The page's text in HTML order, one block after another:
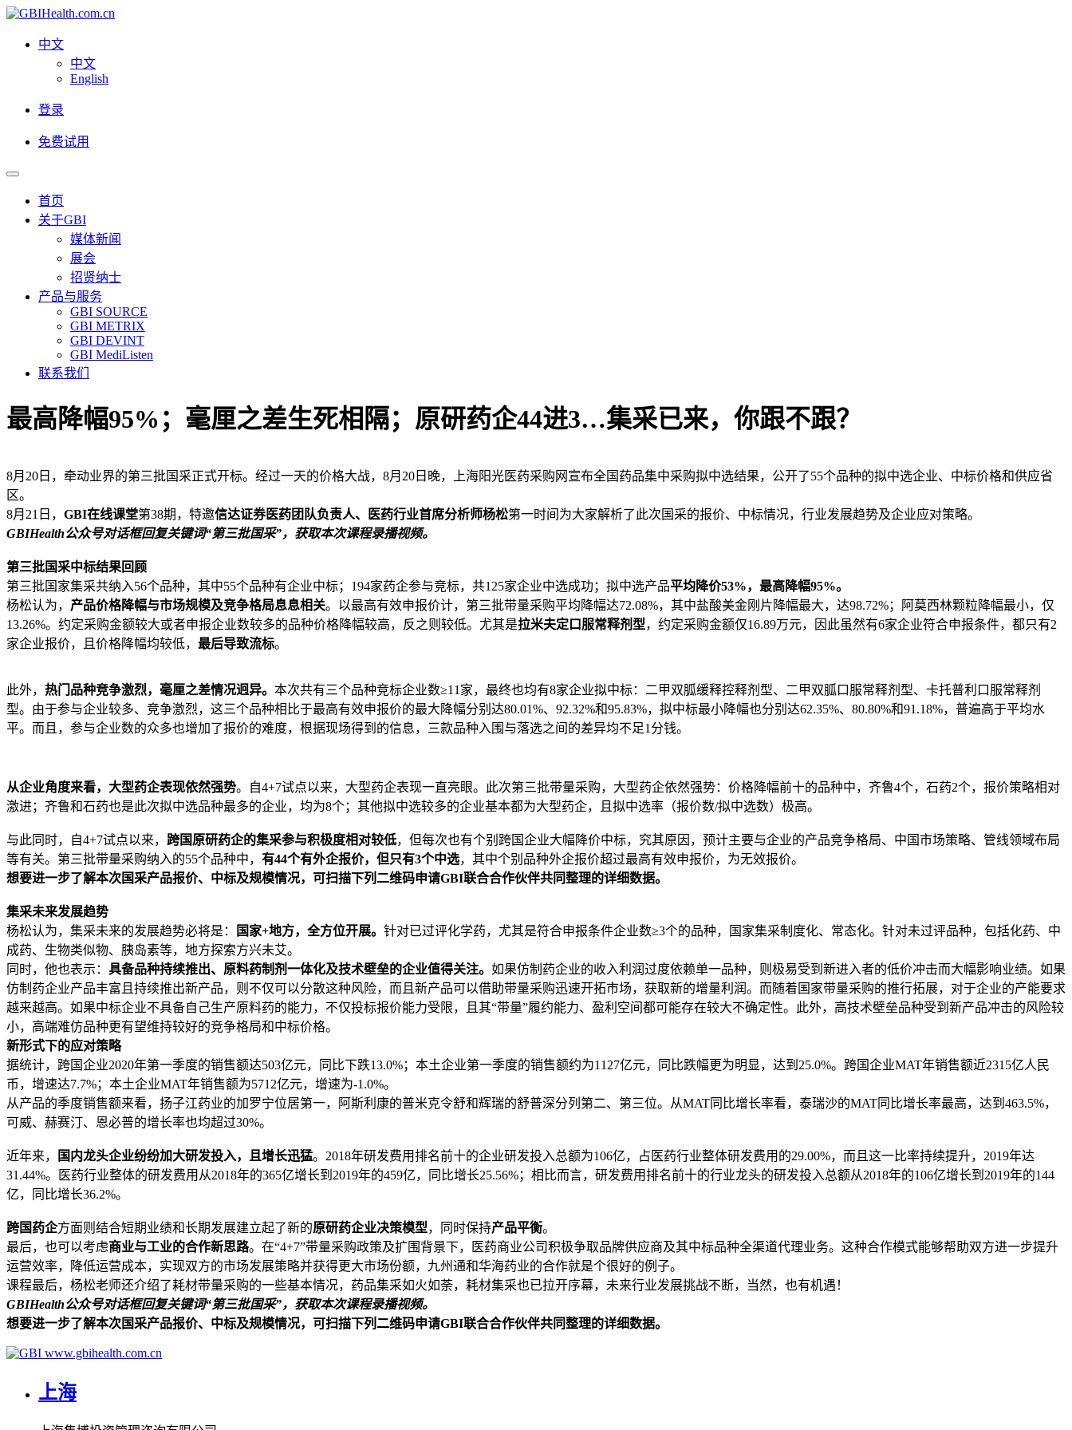
中文
中文
English
登录
免费试用
首页
关于GBI
媒体新闻
展会
招贤纳士
产品与服务
GBI SOURCE
GBI METRIX
GBI DEVINT
GBI MediListen
联系我们
最高降幅95%；毫厘之差生死相隔；原研药企44进3…集采已来，你跟不跟？
8月20日，牵动业界的第三批国采正式开标。经过一天的价格大战，8月20日晚，上海阳光医药采购网宣布全国药品集中采购拟中选结果，公开了55个品种的拟中选企业、中标价格和供应省
区。
8月21日， GBI在线课堂第38期，特邀信达证券医药团队负责人、医药行业首席分析师杨松第一时间为大家解析了此次国采的报价、中标情况，行业发展趋势及企业应对策略。
GBIHealth公众号对话框回复关键词“第三批国采”，获取本次课程录播视频。
第三批国采中标结果回顾
第三批国家集采共纳入56个品种，其中55个品种有企业中标；194家药企参与竞标，共125家企业中选成功；拟中选产品平均降价53%，最高降幅95%。
杨松认为， 产品价格降幅与市场规模及竞争格局息息相关。以最高有效申报价计，第三批带量采购平均降幅达72.08%，其中盐酸美金刚片降幅最大，达98.72%；阿莫西林颗粒降幅最小，仅
13.26%。约定采购金额较大或者申报企业数较多的品种价格降幅较高，反之则较低。尤其是拉米夫定口服常释剂型，约定采购金额仅16.89万元，因此虽然有6家企业符合申报条件，都只有2
家企业报价，且价格降幅均较低， 最后导致流标。
此外， 热门品种竞争激烈，毫厘之差情况迥异。 本次共有三个品种竞标企业数≥11家，最终也均有8家企业拟中标：二甲双胍缓释控释剂型、二甲双胍口服常释剂型、卡托普利口服常释剂
型。由于参与企业较多、竞争激烈，这三个品种相比于最高有效申报价的最大降幅分别达80.01%、92.32%和95.83%，拟中标最小降幅也分别达62.35%、80.80%和91.18%，普遍高于平均水
平。而且，参与企业数的众多也增加了报价的难度，根据现场得到的信息，三款品种入围与落选之间的差异均不足1分钱。
从企业角度来看，大型药企表现依然强势。自4+7试点以来，大型药企表现一直亮眼。此次第三批带量采购，大型药企依然强势：价格降幅前十的品种中，齐鲁4个，石药2个，报价策略相对
激进；齐鲁和石药也是此次拟中选品种最多的企业，均为8个；其他拟中选较多的企业基本都为大型药企，且拟中选率（报价数/拟中选数）极高。
与此同时，自4+7试点以来， 跨国原研药企的集采参与积极度相对较低，但每次也有个别跨国企业大幅降价中标，究其原因，预计主要与企业的产品竞争格局、中国市场策略、管线领域布局
等有关。第三批带量采购纳入的55个品种中， 有44个有外企报价，但只有3个中选，其中个别品种外企报价超过最高有效申报价，为无效报价。
想要进一步了解本次国采产品报价、中标及规模情况，可扫描下列二维码申请GBI联合合作伙伴共同整理的详细数据。
集采未来发展趋势
杨松认为，集采未来的发展趋势必将是：
国家+地方，全方位开展。 针对已过评化学药，尤其是符合申报条件企业数≥3个的品种，国家集采制度化、常态化。针对未过评品种，包括化药、中
成药、生物类似物、胰岛素等，地方探索方兴未艾。
同时，他也表示： 具备品种持续推出、原料药制剂一体化及技术壁垒的企业值得关注。 如果仿制药企业的收入利润过度依赖单一品种，则极易受到新进入者的低价冲击而大幅影响业绩。如果
仿制药企业产品丰富且持续推出新产品，则不仅可以分散这种风险，而且新产品可以借助带量采购迅速开拓市场，获取新的增量利润。而随着国家带量采购的推行拓展，对于企业的产能要求
越来越高。如果中标企业不具备自己生产原料药的能力，不仅投标报价能力受限，且其“带量”履约能力、盈利空间都可能存在较大不确定性。此外，高技术壁垒品种受到新产品冲击的风险较
小，高端难仿品种更有望维持较好的竞争格局和中标价格。
新形式下的应对策略
据统计，跨国企业2020年第一季度的销售额达503亿元，同比下跌13.0%；本土企业第一季度的销售额约为1127亿元，同比跌幅更为明显，达到25.0%。跨国企业MAT年销售额近2315亿人民
币，增速达7.7%；本土企业MAT年销售额为5712亿元，增速为-1.0%。
从产品的季度销售额来看，扬子江药业的加罗宁位居第一，阿斯利康的普米克令舒和辉瑞的舒普深分列第二、第三位。从MAT同比增长率看，泰瑞沙的MAT同比增长率最高，达到463.5%，
可威、赫赛汀、恩必普的增长率也均超过30%。
近年来， 国内龙头企业纷纷加大研发投入，且增长迅猛。2018年研发费用排名前十的企业研发投入总额为106亿，占医药行业整体研发费用的29.00%，而且这一比率持续提升，2019年达
31.44%。医药行业整体的研发费用从2018年的365亿增长到2019年的459亿，同比增长25.56%；相比而言，研发费用排名前十的行业龙头的研发投入总额从2018年的106亿增长到2019年的144
亿，同比增长36.2%。
跨国药企方面则结合短期业绩和长期发展建立起了新的原研药企业决策模型，同时保持产品平衡。
最后，也可以考虑商业与工业的合作新思路。在“4+7”带量采购政策及扩围背景下，医药商业公司积极争取品牌供应商及其中标品种全渠道代理业务。这种合作模式能够帮助双方进一步提升
运营效率，降低运营成本，实现双方的市场发展策略并获得更大市场份额，九州通和华海药业的合作就是个很好的例子。
课程最后，杨松老师还介绍了耗材带量采购的一些基本情况，药品集采如火如荼，耗材集采也已拉开序幕，未来行业发展挑战不断，当然，也有机遇！
GBIHealth公众号对话框回复关键词“第三批国采”，获取本次课程录播视频。
想要进一步了解本次国采产品报价、中标及规模情况，可扫描下列二维码申请GBI联合合作伙伴共同整理的详细数据。
www.gbihealth.com.cn
上海